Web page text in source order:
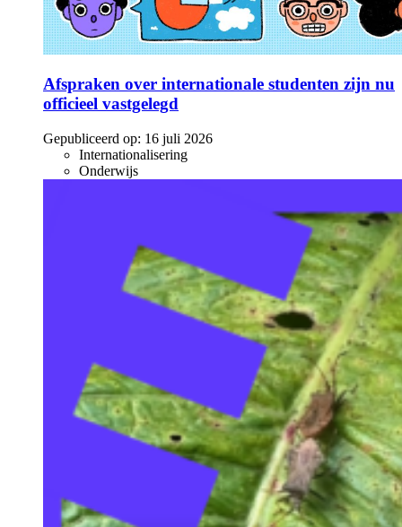
Afspraken over internationale studenten zijn nu
officieel vastgelegd
Gepubliceerd op: 16 juli 2026
Internationalisering
Onderwijs